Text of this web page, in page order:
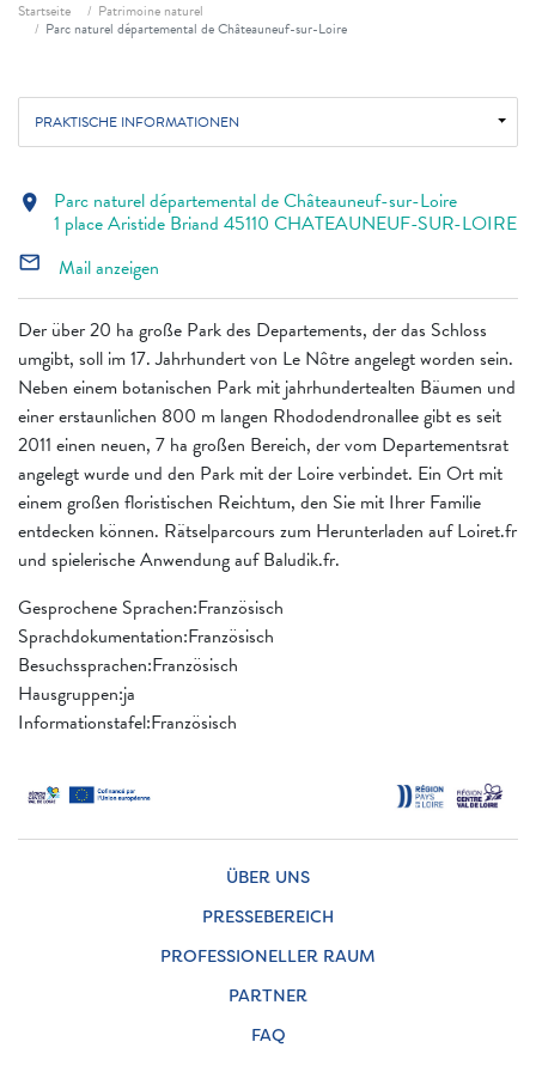
Startseite
Patrimoine naturel
Parc naturel départemental de Châteauneuf-sur-Loire
PRAKTISCHE INFORMATIONEN
Der über 20 ha große Park des Departements, der das Schloss
umgibt, soll im 17. Jahrhundert von Le Nôtre angelegt worden sein.
Neben einem botanischen Park mit jahrhundertealten Bäumen und
einer erstaunlichen 800 m langen Rhododendronallee gibt es seit
2011 einen neuen, 7 ha großen Bereich, der vom Departementsrat
angelegt wurde und den Park mit der Loire verbindet. Ein Ort mit
einem großen floristischen Reichtum, den Sie mit Ihrer Familie
entdecken können. Rätselparcours zum Herunterladen auf Loiret.fr
und spielerische Anwendung auf Baludik.fr.
Gesprochene Sprachen:Französisch
Sprachdokumentation:Französisch
Besuchssprachen:Französisch
Hausgruppen:ja
Informationstafel:Französisch
location_on Parc naturel départemental de Châteauneuf-sur-Loire
1 place Aristide Briand 45110 CHATEAUNEUF-SUR-LOIRE
mail_outline Mail anzeigen
ÜBER UNS
PRESSEBEREICH
PROFESSIONELLER RAUM
PARTNER
FAQ